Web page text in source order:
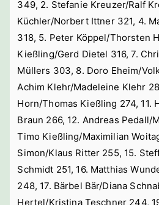
349, 2. Stefanie Kreuzer/Ralf
Küchler/Norbert Ittner 321, 4.
318, 5. Peter Köppel/Thorsten
Kießling/Gerd Dietel 316, 7.
Müllers 303, 8. Doro Eheim/
Achim Klehr/Madeleine Klehr
Horn/Thomas Kießling 274, 11.
Braun 266, 12. Andreas Pedall/
Timo Kießling/Maximilian
Simon/Klaus Ritter 255, 15.
Schmidt 251, 16. Matthias
248, 17. Bärbel Bär/Diana
Hertel/Kristina Teschner 244,